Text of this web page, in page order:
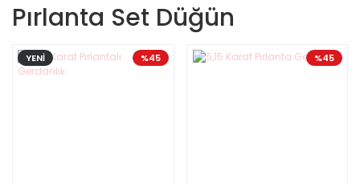
Pırlanta Set Düğün
%45
YENİ %45